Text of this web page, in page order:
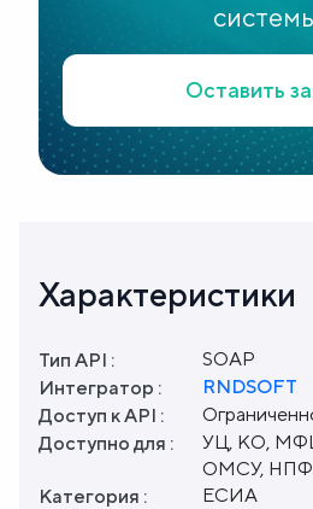
Оставить
Характеристики
Тип API :
SOAP
Интегратор :
RNDSOFT
Доступ к API :
Доступно для :
УЦ, КО,
ОМСУ, НПФ
Категория :
ЕСИА